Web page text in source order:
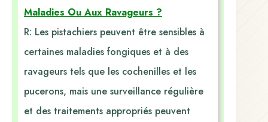
Maladies Ou Aux Ravageurs ?
R: Les pistachiers peuvent être sensibles à
certaines maladies fongiques et à des
ravageurs tels que les cochenilles et les
pucerons, mais une surveillance régulière
et des traitements appropriés peuvent